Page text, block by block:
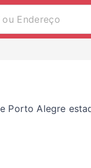
Porto Alegre